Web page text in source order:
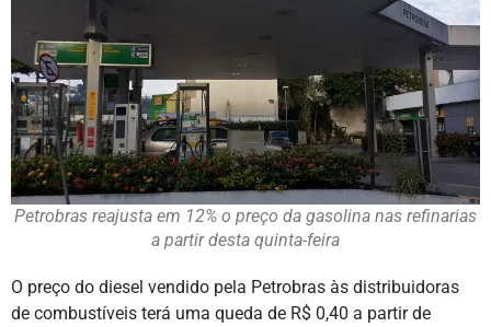
Petrobras reajusta em 12% o preço da gasolina nas refinarias
a partir desta quinta-feira
O preço do diesel vendido pela Petrobras às distribuidoras
de combustíveis terá uma queda de R$ 0,40 a partir de